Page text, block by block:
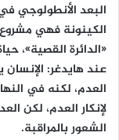
البعد الأنطولوجي
الكينونة فهي
«الدائرة القصية»،
عند هايدغر:
العدم، لكنه في
لإنكار العدم، لكن
الشعور بالمراقبة.